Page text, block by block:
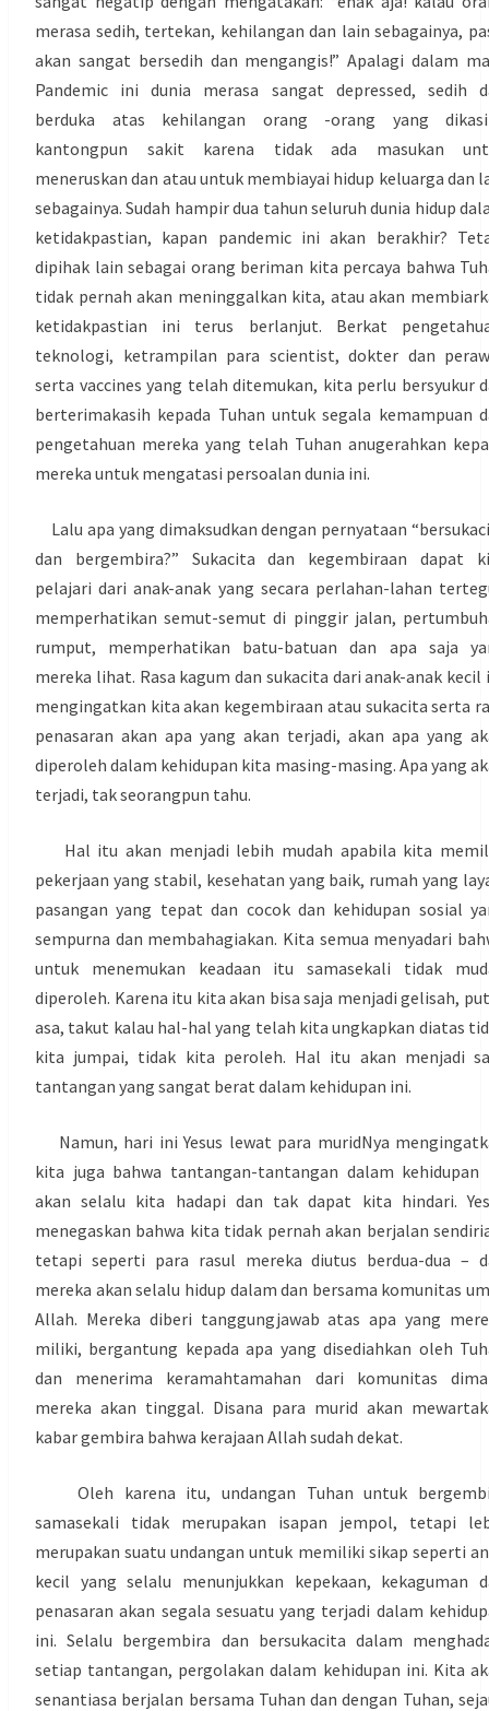
merasa sedih, tertekan, kehilangan dan lain sebagainya,
akan sangat bersedih dan mengangis!” Apalagi dalam
Pandemic ini dunia merasa sangat depressed, sedih
berduka atas kehilangan orang -orang yang
kantongpun sakit karena tidak ada masukan
meneruskan dan atau untuk membiayai hidup keluarga dan
sebagainya. Sudah hampir dua tahun seluruh dunia hidup
ketidakpastian, kapan pandemic ini akan berakhir?
dipihak lain sebagai orang beriman kita percaya bahwa
tidak pernah akan meninggalkan kita, atau akan
ketidakpastian ini terus berlanjut. Berkat
teknologi, ketrampilan para scientist, dokter dan
serta vaccines yang telah ditemukan, kita perlu bersyukur
berterimakasih kepada Tuhan untuk segala kemampuan
pengetahuan mereka yang telah Tuhan anugerahkan
mereka untuk mengatasi persoalan dunia ini.
Lalu apa yang dimaksudkan dengan pernyataan
dan bergembira?” Sukacita dan kegembiraan dapat
pelajari dari anak-anak yang secara perlahan-lahan
memperhatikan semut-semut di pinggir jalan,
rumput, memperhatikan batu-batuan dan apa saja
mereka lihat. Rasa kagum dan sukacita dari anak-anak kecil
mengingatkan kita akan kegembiraan atau sukacita serta
penasaran akan apa yang akan terjadi, akan apa yang
diperoleh dalam kehidupan kita masing-masing. Apa yang
terjadi, tak seorangpun tahu.
Hal itu akan menjadi lebih mudah apabila kita
pekerjaan yang stabil, kesehatan yang baik, rumah yang
pasangan yang tepat dan cocok dan kehidupan sosial
sempurna dan membahagiakan. Kita semua menyadari
untuk menemukan keadaan itu samasekali tidak
diperoleh. Karena itu kita akan bisa saja menjadi gelisah,
asa, takut kalau hal-hal yang telah kita ungkapkan diatas
kita jumpai, tidak kita peroleh. Hal itu akan menjadi
tantangan yang sangat berat dalam kehidupan ini.
Namun, hari ini Yesus lewat para muridNya
kita juga bahwa tantangan-tantangan dalam kehidupan
akan selalu kita hadapi dan tak dapat kita hindari.
menegaskan bahwa kita tidak pernah akan berjalan
tetapi seperti para rasul mereka diutus berdua-dua –
mereka akan selalu hidup dalam dan bersama komunitas
Allah. Mereka diberi tanggungjawab atas apa yang
miliki, bergantung kepada apa yang disediahkan oleh
dan menerima keramahtamahan dari komunitas
mereka akan tinggal. Disana para murid akan
kabar gembira bahwa kerajaan Allah sudah dekat.
Oleh karena itu, undangan Tuhan untuk
samasekali tidak merupakan isapan jempol, tetapi
merupakan suatu undangan untuk memiliki sikap seperti
kecil yang selalu menunjukkan kepekaan, kekaguman
penasaran akan segala sesuatu yang terjadi dalam
ini. Selalu bergembira dan bersukacita dalam
setiap tantangan, pergolakan dalam kehidupan ini. Kita
senantiasa berjalan bersama Tuhan dan dengan Tuhan,